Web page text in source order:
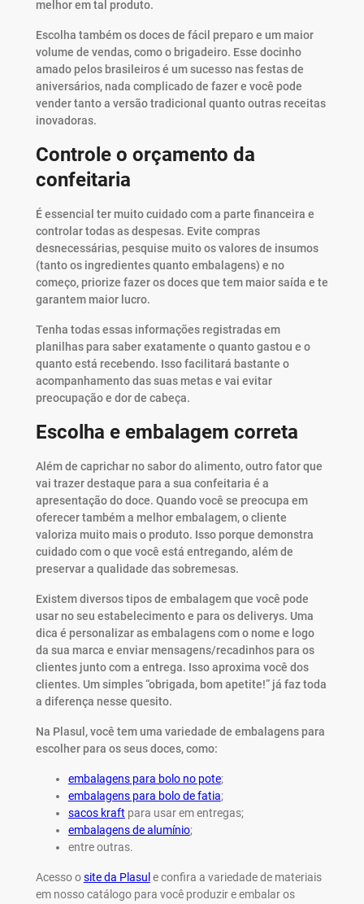
melhor em tal produto.
Escolha também os doces de fácil preparo e um maior
volume de vendas, como o brigadeiro. Esse docinho
amado pelos brasileiros é um sucesso nas festas de
aniversários, nada complicado de fazer e você pode
vender tanto a versão tradicional quanto outras receitas
inovadoras.
Controle o orçamento da
confeitaria
É essencial ter muito cuidado com a parte financeira e
controlar todas as despesas. Evite compras
desnecessárias, pesquise muito os valores de insumos
(tanto os ingredientes quanto embalagens) e no
começo, priorize fazer os doces que tem maior saída e te
garantem maior lucro.
Tenha todas essas informações registradas em
planilhas para saber exatamente o quanto gastou e o
quanto está recebendo. Isso facilitará bastante o
acompanhamento das suas metas e vai evitar
preocupação e dor de cabeça.
Escolha e embalagem correta
Além de caprichar no sabor do alimento, outro fator que
vai trazer destaque para a sua confeitaria é a
apresentação do doce. Quando você se preocupa em
oferecer também a melhor embalagem, o cliente
valoriza muito mais o produto. Isso porque demonstra
cuidado com o que você está entregando, além de
preservar a qualidade das sobremesas.
Existem diversos tipos de embalagem que você pode
usar no seu estabelecimento e para os deliverys. Uma
dica é personalizar as embalagens com o nome e logo
da sua marca e enviar mensagens/recadinhos para os
clientes junto com a entrega. Isso aproxima você dos
clientes. Um simples “obrigada, bom apetite!” já faz toda
a diferença nesse quesito.
Na Plasul, você tem uma variedade de embalagens para
escolher para os seus doces, como:
embalagens para bolo no pote;
embalagens para bolo de fatia;
sacos kraft para usar em entregas;
embalagens de alumínio;
entre outras.
Acesso osite da Plasul e confira a variedade de materiais
em nosso catálogo para você produzir e embalar os